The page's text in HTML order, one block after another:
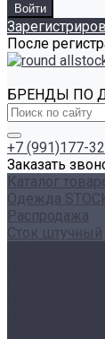
После
БРЕНДЫ ПО
+7 (991)177-
Заказать
Каталог
Одежда
Распродажа
Сток штучный